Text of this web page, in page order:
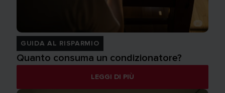
GUIDA AL RISPARMIO
Quanto consuma un condizionatore?
LEGGI DI PIÙ